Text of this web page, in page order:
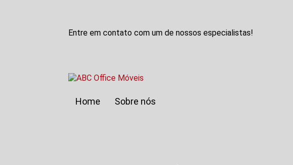
Entre em contato com um de nossos especialistas!
Home
Sobre nós